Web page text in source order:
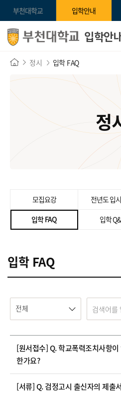
부천대학교 입학안내
입학안내
정시 입학 FAQ
정
모집요강 전년도 입
입학 FAQ
입학
입학 FAQ
전체
[원서접수] Q. 학교폭력조치사항
한가요?
[서류] Q. 검정고시 출신자의 제출